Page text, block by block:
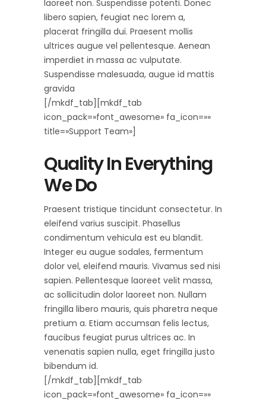
laoreet non. Suspendisse potenti. Donec
libero sapien, feugiat nec lorem a,
placerat fringilla dui. Praesent mollis
ultrices augue vel pellentesque. Aenean
imperdiet in massa ac vulputate.
Suspendisse malesuada, augue id mattis
gravida
[/mkdf_tab][mkdf_tab
icon_pack=»font_awesome» fa_icon=»»
title=»Support Team»]
Quality In Everything
We Do
Praesent tristique tincidunt consectetur. In
eleifend varius suscipit. Phasellus
condimentum vehicula est eu blandit.
Integer eu augue sodales, fermentum
dolor vel, eleifend mauris. Vivamus sed nisi
sapien. Pellentesque laoreet velit massa,
ac sollicitudin dolor laoreet non. Nullam
fringilla libero mauris, quis pharetra neque
pretium a. Etiam accumsan felis lectus,
faucibus feugiat purus ultrices ac. In
venenatis sapien nulla, eget fringilla justo
bibendum id.
[/mkdf_tab][mkdf_tab
icon_pack=»font_awesome» fa_icon=»»